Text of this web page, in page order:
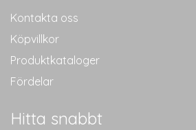
Kontakta oss
Köpvillkor
Produktkataloger
Fördelar
Hitta snabbt